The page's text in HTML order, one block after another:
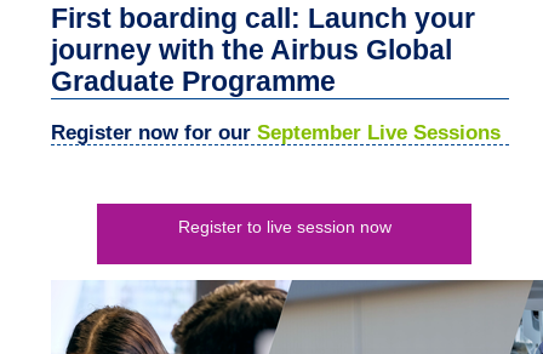
First boarding call: Launch your
journey with the Airbus Global
Graduate Programme
Register now for our September Live Sessions
Register to live session now